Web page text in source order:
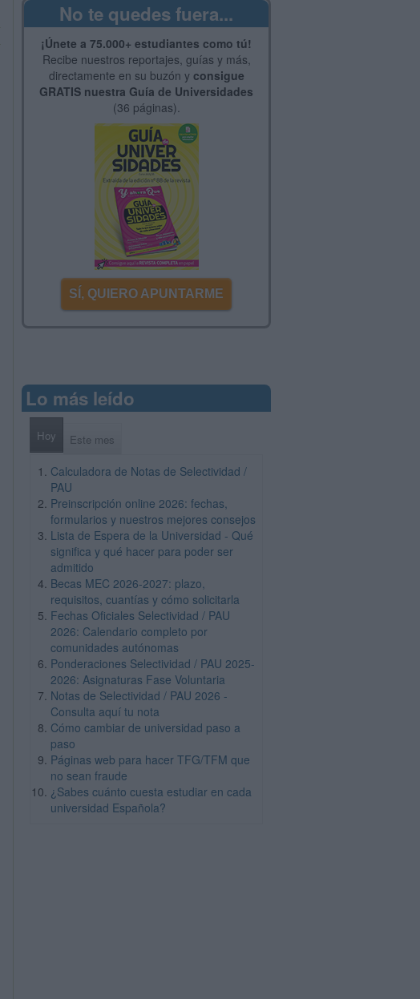
No te quedes fuera...
¡Únete a 75.000+ estudiantes como tú!
Recibe nuestros reportajes, guías y más,
directamente en su buzón y consigue
GRATIS nuestra Guía de Universidades
(36 páginas).
SÍ, QUIERO APUNTARME
Lo más leído
Hoy Este mes
Calculadora de Notas de Selectividad /
PAU
Preinscripción online 2026: fechas,
formularios y nuestros mejores consejos
Lista de Espera de la Universidad - Qué
significa y qué hacer para poder ser
admitido
Becas MEC 2026-2027: plazo,
requisitos, cuantías y cómo solicitarla
Fechas Oficiales Selectividad / PAU
2026: Calendario completo por
comunidades autónomas
Ponderaciones Selectividad / PAU 2025-
2026: Asignaturas Fase Voluntaria
Notas de Selectividad / PAU 2026 -
Consulta aquí tu nota
Cómo cambiar de universidad paso a
paso
Páginas web para hacer TFG/TFM que
no sean fraude
¿Sabes cuánto cuesta estudiar en cada
universidad Española?